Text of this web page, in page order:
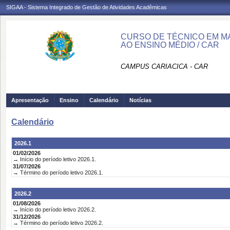
SIGAA - Sistema Integrado de Gestão de Atividades Acadêmicas
CURSO DE TÉCNICO EM
AO ENSINO MÉDIO / CAR
CAMPUS CARIACICA - CAR
Apresentação Ensino Calendário Notícias
Calendário
2026.1
01/02/2026
→ Início do período letivo 2026.1.
31/07/2026
→ Término do período letivo 2026.1.
2026.2
01/08/2026
→ Início do período letivo 2026.2.
31/12/2026
→ Término do período letivo 2026.2.